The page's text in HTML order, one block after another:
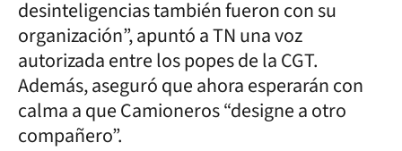
desinteligencias también fueron con su
organización”, apuntó a TN una voz
autorizada entre los popes de la CGT.
Además, aseguró que ahora esperarán con
calma a que Camioneros “designe a otro
compañero”.